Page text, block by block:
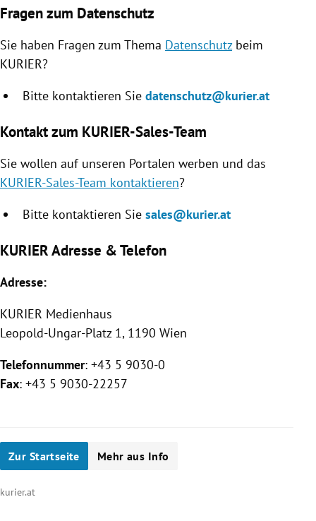
Fragen zum Datenschutz
Sie haben Fragen zum Thema Datenschutzbeim
KURIER?
Bitte kontaktieren Sie datenschutz@kurier.at
Kontakt zum KURIER-Sales-Team
Sie wollen auf unseren Portalen werben und das
KURIER-Sales-Team kontaktieren?
Bitte kontaktieren Sie sales@kurier.at
KURIER Adresse & Telefon
Adresse:
KURIER Medienhaus
Leopold-Ungar-Platz 1, 1190 Wien
Telefonnummer: +43 5 9030-0
Fax: +43 5 9030-22257
Zur Startseite Mehr aus Info
kurier.at